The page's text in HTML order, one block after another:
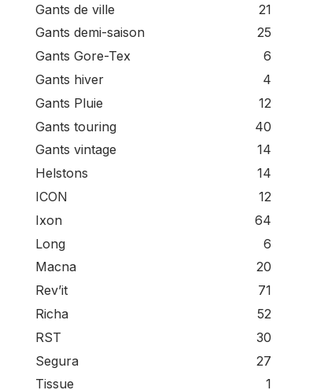
Gants de ville
21
Gants demi-saison
25
Gants Gore-Tex
6
Gants hiver
4
Gants Pluie
12
Gants touring
40
Gants vintage
14
Helstons
14
ICON
12
Ixon
64
Long
6
Macna
20
Rev’it
71
Richa
52
RST
30
Segura
27
Tissue
1